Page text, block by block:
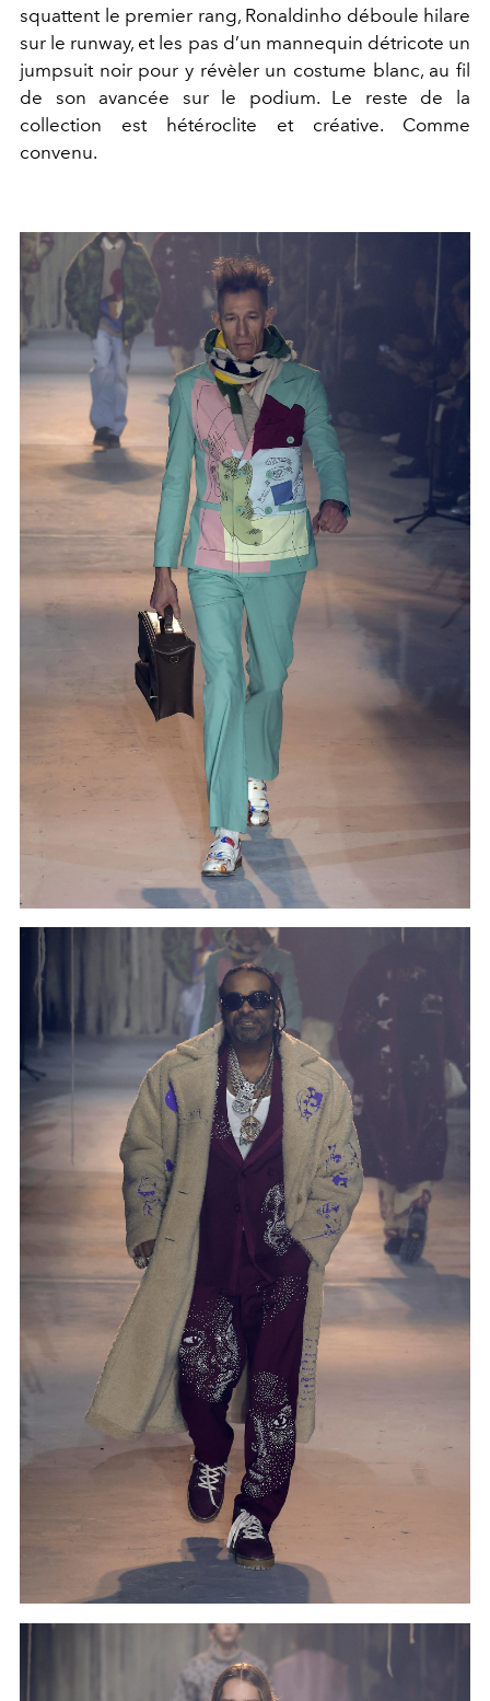
squattent le premier rang, Ronaldinho déboule hilare
sur le runway, et les pas d’un mannequin détricote un
jumpsuit noir pour y révèler un costume blanc, au fil
de son avancée sur le podium. Le reste de la
collection est hétéroclite et créative. Comme
convenu.